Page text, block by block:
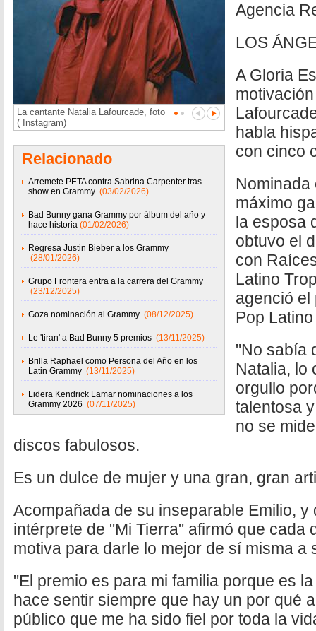
La cantante Natalia Lafourcade, foto
( Instagram)
Relacionado
Arremete PETA contra Sabrina Carpenter tras
show en Grammy (03/02/2026)
Bad Bunny gana Grammy por álbum del año y
hace historia (01/02/2026)
Regresa Justin Bieber a los Grammy
(28/01/2026)
Grupo Frontera entra a la carrera del Grammy
(23/12/2025)
Goza nominación al Grammy (08/12/2025)
Le 'tiran' a Bad Bunny 5 premios (13/11/2025)
Brilla Raphael como Persona del Año en los
Latin Grammy (13/11/2025)
Lidera Kendrick Lamar nominaciones a los
Grammy 2026 (07/11/2025)
Agencia
LOS
A Gloria
habla
con cinco
Nominada
máximo
la esposa
obtuvo el
con
Latino
agenció el
Pop
"No sabía
Natalia, lo
orgullo
talentosa
no se
discos fabulosos.
Es un dulce de mujer y una gran, gran
Acompañada de su inseparable Emilio, y
intérprete de "Mi Tierra" afirmó que cada
motiva para darle lo mejor de sí misma a
"El premio es para mi familia porque es
hace sentir siempre que hay un por qué
público que me ha sido fiel por toda la